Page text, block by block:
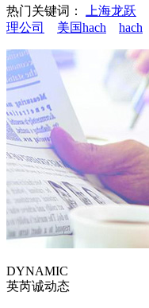
热门关键词： 上海龙跃
理公司
美国hach hach
DYNAMIC
英芮诚动态